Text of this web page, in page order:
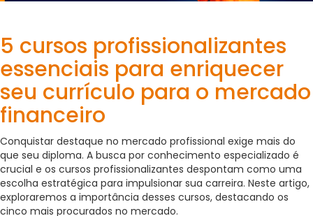
5 cursos profissionalizantes
essenciais para enriquecer
seu currículo para o mercado
financeiro
Conquistar destaque no mercado profissional exige mais do
que seu diploma. A busca por conhecimento especializado é
crucial e os cursos profissionalizantes despontam como uma
escolha estratégica para impulsionar sua carreira. Neste artigo,
exploraremos a importância desses cursos, destacando os
cinco mais procurados no mercado.